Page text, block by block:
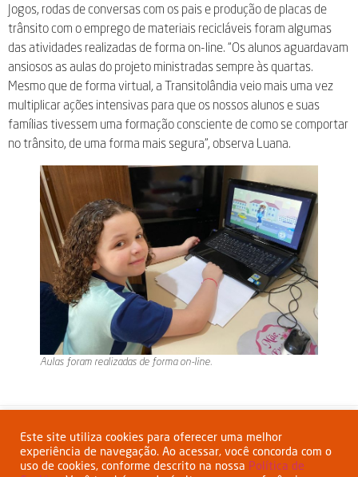
Jogos, rodas de conversas com os pais e produção de placas de
trânsito com o emprego de materiais recicláveis foram algumas
das atividades realizadas de forma on-line. “Os alunos aguardavam
ansiosos as aulas do projeto ministradas sempre às quartas.
Mesmo que de forma virtual, a Transitolândia veio mais uma vez
multiplicar ações intensivas para que os nossos alunos e suas
famílias tivessem uma formação consciente de como se comportar
no trânsito, de uma forma mais segura”, observa Luana.
Aulas foram realizadas de forma on-line.
Compartilhar:
Este site utiliza cookies para oferecer uma melhor
experiência de navegação. Ao acessar, você concorda com o
uso de cookies, conforme descrito na nossa Política de